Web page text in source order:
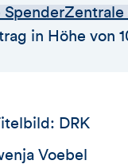
in Höhe von
DRK
Voebel